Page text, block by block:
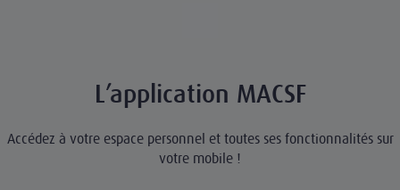
L’application MACSF
Accédez à votre espace personnel et toutes ses fonctionnalités sur
votre mobile !